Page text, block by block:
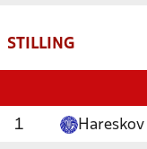
STILLING
1 Hareskov